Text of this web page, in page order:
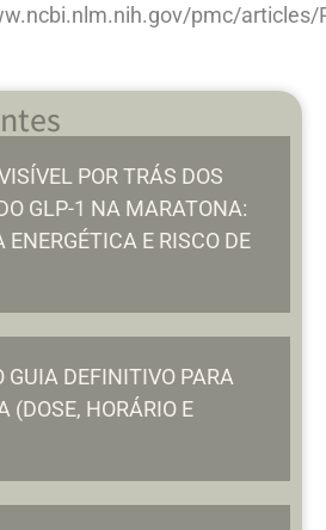
pmc/articles/
POR TRÁS DOS
GLP-1 NA MARATONA:
ENERGÉTICA E RISCO DE
GUIA DEFINITIVO PARA
(DOSE, HORÁRIO E